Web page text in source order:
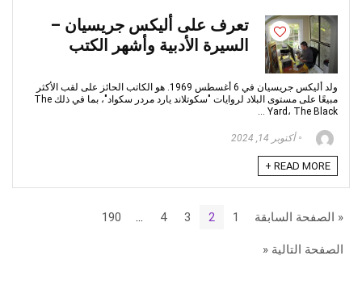
تعرف على أليكس جريسيان –
السيرة الأدبية وأشهر الكتب
ولد أليكس جريسيان في 6 أغسطس 1969. هو الكاتب الحائز على لقب الأكثر
مبيعًا على مستوى البلاد لروايات "سكوتلاند يارد مردر سكواد"، بما في ذلك The
Yard، The Black ...
أكتوبر 14, 2024
READ MORE +
« الصفحة السابقة 1
2
3
4
190
الصفحة التالية «